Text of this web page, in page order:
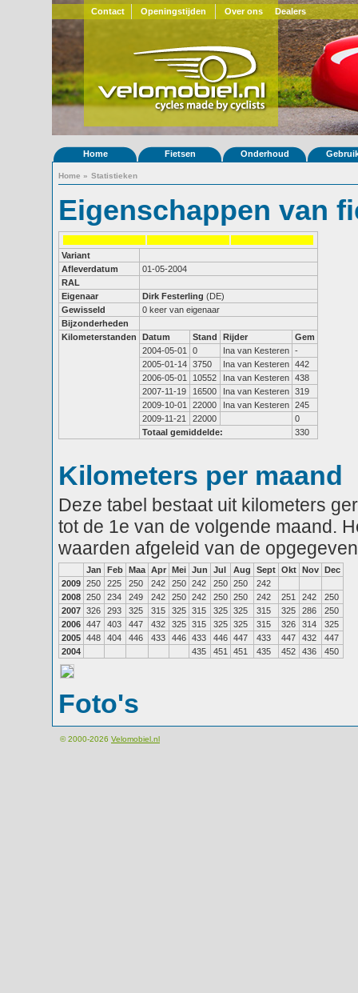
Contact Openingstijden Over ons Dealers
Home Fietsen Onderhoud
Home » Statistieken
Eigenschappen van
Variant
Afleverdatum
01-05-2004
RAL
Eigenaar
Dirk Festerling (DE)
Gewisseld
0 keer van eigenaar
Bijzonderheden
Kilometerstanden
Datum Stand Rijder
Gem
2004-05-01
0 Ina van Kesteren -
2005-01-14 3750 Ina van Kesteren 442
2006-05-01
10552 Ina van Kesteren 438
2007-11-19
16500 Ina van Kesteren 319
2009-10-01
22000 Ina van Kesteren 245
2009-11-21
22000
0
Totaal gemiddelde:
330
Kilometers per maand
Deze tabel bestaat uit kilometers
tot de 1e van de volgende maand.
waarden afgeleid van de
Jan Feb Maa Apr Mei Jun Jul Aug Sept Okt Nov Dec
2009 250 225 250 242 250 242 250 250
242
2008 250 234 249 242 250 242 250 250 242 251 242
250
2007 326 293 325 315 325 315 325 325 315 325 286
250
2006 447 403 447 432 325 315 325 325 315 326 314
325
2005 448 404 446 433 446 433 446 447 433 447 432
447
2004
435 451 451 435 452 436 450
Foto's
© 2000-2026 Velomobiel.nl